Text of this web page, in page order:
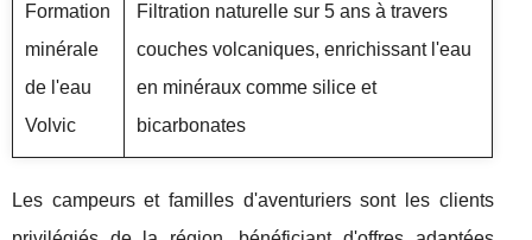
Formation
minérale
de l'eau
Volvic
Filtration naturelle sur 5 ans à travers
couches volcaniques, enrichissant l'eau
en minéraux comme silice et
bicarbonates
Les campeurs et familles d'aventuriers sont les clients